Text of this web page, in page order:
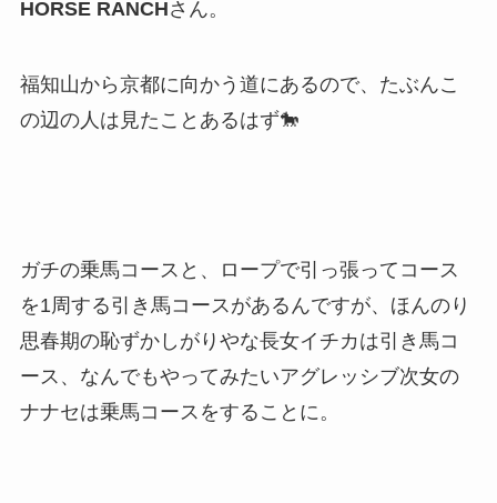
HORSE RANCHさん。
福知山から京都に向かう道にあるので、たぶんこ
の辺の人は見たことあるはず🐎
ガチの乗馬コースと、ロープで引っ張ってコース
を1周する引き馬コースがあるんですが、ほんのり
思春期の恥ずかしがりやな長女イチカは引き馬コ
ース、なんでもやってみたいアグレッシブ次女の
ナナセは乗馬コースをすることに。